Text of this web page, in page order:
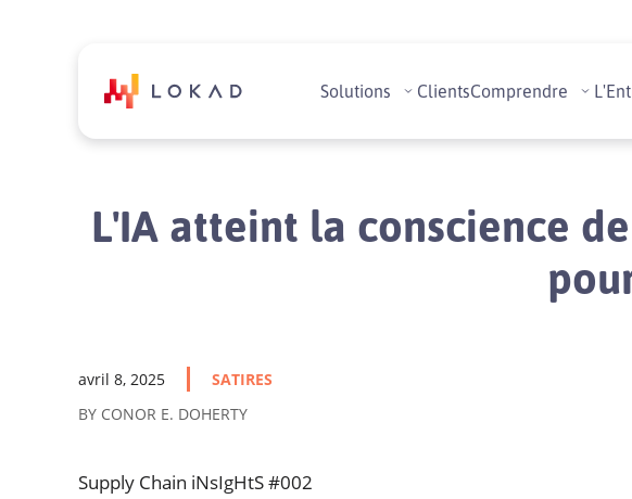
Solutions ClientsComprendre
L'IA atteint la conscience
avril 8, 2025
SATIRES
BY CONOR E. DOHERTY
Supply Chain iNsIgHtS #002